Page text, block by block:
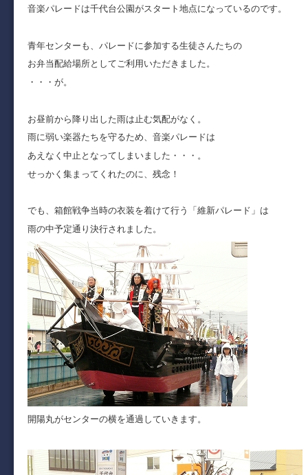
音楽パレードは千代台公園がスタート地点になっているのです。
青年センターも、パレードに参加する生徒さんたちの
お弁当配給場所としてご利用いただきました。
・・・が。
お昼前から降り出した雨は止む気配がなく。
雨に弱い楽器たちを守るため、音楽パレードは
あえなく中止となってしまいました・・・。
せっかく集まってくれたのに、残念！
でも、箱館戦争当時の衣装を着けて行う「維新パレード」は
雨の中予定通り決行されました。
開陽丸がセンターの横を通過していきます。